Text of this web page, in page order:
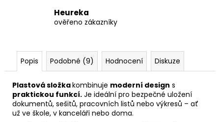
Heureka
ověřeno zákazníky
Popis Podobné (9) Hodnocení Diskuze
Plastová složkakombinuje moderní design s
praktickou funkcí. Je ideální pro bezpečné uložení
dokumentů, sešitů, pracovních listů nebo výkresů – ať
už ve škole, v kanceláři nebo doma.